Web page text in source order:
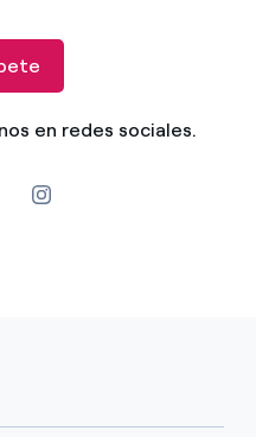
en redes sociales.